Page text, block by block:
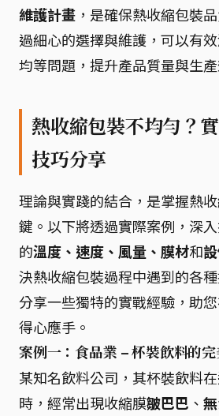
維護計畫 ，是確保熱收縮包裝
過細心的選擇與維護，可以有
均等問題，提升產品質量與生產
熱收縮包裝不均勻？
技巧分享
理論與實踐的結合，是掌握熱
鍵。以下將透過實際案例，深
的溫度、速度、風量、膜材和
決熱收縮包裝過程中遇到的各
分享一些獨特的實戰經驗，助
得心應手。
案例一：食品業 – 杯裝飲料的
某知名飲料公司，其杯裝飲料
時，經常出現收縮膜皺巴巴 、